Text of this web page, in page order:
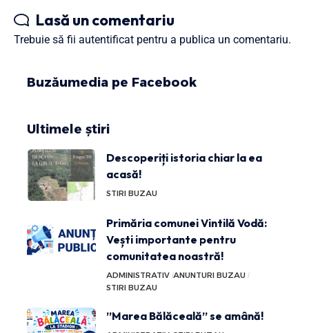
Lasă un comentariu
Trebuie să fii autentificat pentru a publica un comentariu.
Buzăumedia pe Facebook
Ultimele știri
Descoperiți istoria chiar la ea
acasă!
STIRI BUZAU
Primăria comunei Vintilă Vodă:
Vești importante pentru
comunitatea noastră!
ADMINISTRATIV ANUNTURI BUZAU
STIRI BUZAU
”Marea Bălăceală” se amână!